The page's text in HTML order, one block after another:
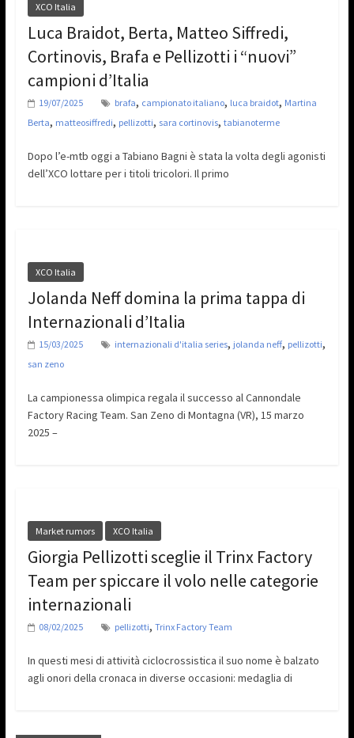
XCO Italia
Luca Braidot, Berta, Matteo Siffredi,
Cortinovis, Brafa e Pellizotti i “nuovi”
campioni d’Italia
19/07/2025 brafa, campionato italiano, luca braidot, Martina
Berta, matteosiffredi, pellizotti, sara cortinovis, tabianoterme
Dopo l’e-mtb oggi a Tabiano Bagni è stata la volta degli agonisti
dell’XCO lottare per i titoli tricolori. Il primo
XCO Italia
Jolanda Neff domina la prima tappa di
Internazionali d’Italia
15/03/2025 internazionali d'italia series, jolanda neff, pellizotti,
san zeno
La campionessa olimpica regala il successo al Cannondale
Factory Racing Team. San Zeno di Montagna (VR), 15 marzo
2025 –
Market rumors XCO Italia
Giorgia Pellizotti sceglie il Trinx Factory
Team per spiccare il volo nelle categorie
internazionali
08/02/2025 pellizotti, Trinx Factory Team
In questi mesi di attività ciclocrossistica il suo nome è balzato
agli onori della cronaca in diverse occasioni: medaglia di